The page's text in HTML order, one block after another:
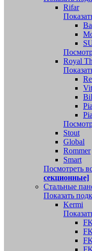
Rifar
Royal
Stout
Global
Rommer
Smart
Посмотреть
секционные]
Стальные
Показать
Kermi